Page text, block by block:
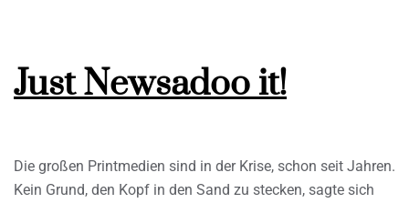
Just Newsadoo it!
Die großen Printmedien sind in der Krise, schon seit Jahren.
Kein Grund, den Kopf in den Sand zu stecken, sagte sich